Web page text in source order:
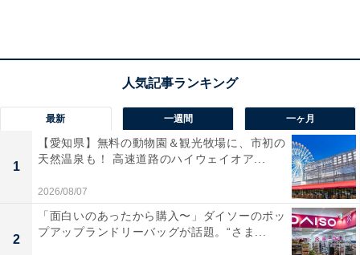
・社交運
居心地の良いチームやグループが生まれそう。1つの目
標を目指す仲間に恵まれたり、学生時代の延長のように
一緒にバカをやれるメンバーが集まったりするでしょ
う。会話の主語を「私」ではなく、「私たち」にする
と、一体感がさらに深まっていくことに。また、自由集
合、解散の緩さでつながるのがオススメ。来れるとき、
最新 一週間 一ヶ月
1
【愛知県】無料の動物園＆観光牧場に、市初の
天然温泉も！ 高速道路のハイウェイオア...
2026/08/07
2
「面白いのあったから購入〜」ダイソーのポッ
プアップランドリーバッグが話題。“さま...